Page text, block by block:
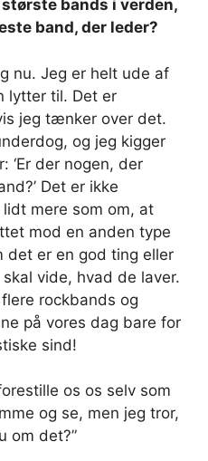
bands i verden,
band, der leder?
nu. Jeg er helt ude af
lytter til. Det er
jeg tænker over det.
og jeg kigger
‘Er der nogen, der
Det er ikke
mere som om, at
mod en anden type
det er en god ting eller
vide, hvad de laver.
rockbands og
på vores dag bare for
sind!
os os selv som
og se, men jeg tror,
om det?”